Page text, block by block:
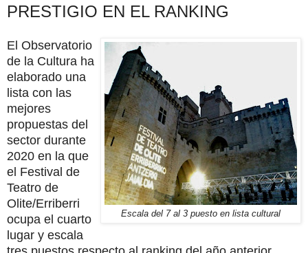
PRESTIGIO EN EL RANKING
Escala del 7 al 3 puesto en lista cultural
El Observatorio
de la Cultura ha
elaborado una
lista con las
mejores
propuestas del
sector durante
2020 en la que
el Festival de
Teatro de
Olite/Erriberri
ocupa el cuarto
lugar y escala